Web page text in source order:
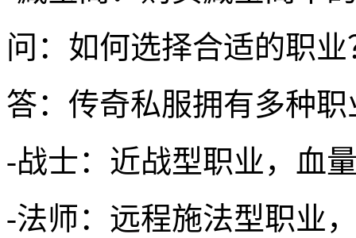
问：如何选择合适的职业
答：传奇私服拥有多种
-战士：近战型职业，血
-法师：远程施法型职业